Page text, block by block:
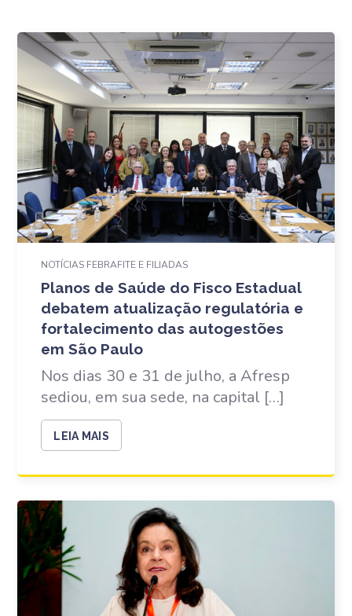
NOTÍCIAS FEBRAFITE E FILIADAS
Planos de Saúde do Fisco Estadual
debatem atualização regulatória e
fortalecimento das autogestões
em São Paulo
Nos dias 30 e 31 de julho, a Afresp
sediou, em sua sede, na capital […]
LEIA MAIS